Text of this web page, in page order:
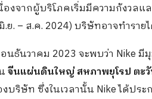
งจากผู้บริโภคเริ่มมีความกังวลแ
ย. – ส.ค. 2024) บริษัทอาจทำราย
นธันวาคม 2023 จะพบว่า Nike
จีนแผ่นดินใหญ่ สหภาพยุโรป ตะ
บริษัท ซึ่งในเวลานั้น Nike ได้ป